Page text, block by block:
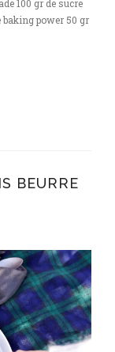
100 gr de sucre
baking power 50 gr
BEURRE